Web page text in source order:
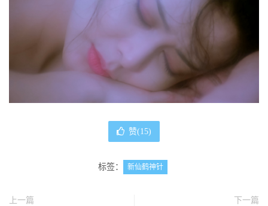
赞(15)
标签： 新仙鹤神针
上一篇
下一篇